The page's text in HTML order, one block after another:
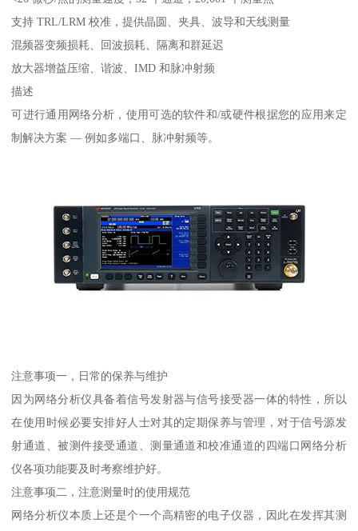
支持 TRL/LRM 校准，提供晶圆、夹具、波导和天线测量
混频器变频损耗、回波损耗、隔离和群延迟
放大器增益压缩、谐波、IMD 和脉冲射频
描述
可进行通用网络分析，使用可选的软件和/或硬件根据您的应用来定
制解决方案 — 例如多端口、脉冲射频等。
注意事项一，日常的保养与维护
因为网络分析仪具备着信号发射器与信号接受器一体的特性，所以
在使用时候必要安排好人士对其的定期保养与管理，对于信号源发
射通道、被测件接受通道、测量通道和校准通道的四端口网络分析
仪各项功能要及时考察维护好。
注意事项二，注意测量时的使用规范
网络分析仪本质上还是个一个高精密的电子仪器，因此在发挥其测